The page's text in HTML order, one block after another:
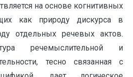
на основе когнитивных
как природу дискурса в
отдельных речевых актов.
речемыслительной и
тесно связанная с